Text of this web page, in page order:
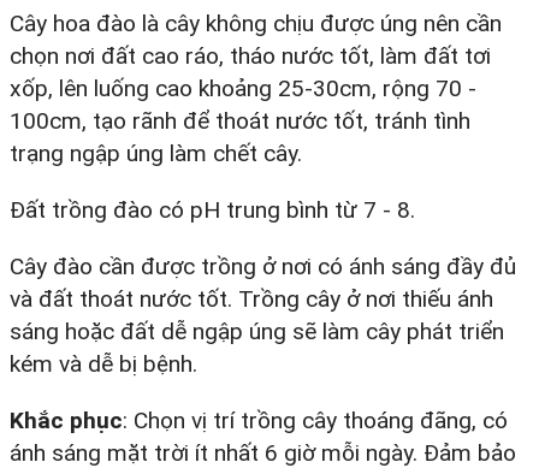
Cây hoa đào là cây không chịu được úng nên cần
chọn nơi đất cao ráo, tháo nước tốt, làm đất tơi
xốp, lên luống cao khoảng 25-30cm, rộng 70 -
100cm, tạo rãnh để thoát nước tốt, tránh tình
trạng ngập úng làm chết cây.
Đất trồng đào có pH trung bình từ 7 - 8.
Cây đào cần được trồng ở nơi có ánh sáng đầy đủ
và đất thoát nước tốt. Trồng cây ở nơi thiếu ánh
sáng hoặc đất dễ ngập úng sẽ làm cây phát triển
kém và dễ bị bệnh.​
Khắc phục: Chọn vị trí trồng cây thoáng đãng, có
ánh sáng mặt trời ít nhất 6 giờ mỗi ngày. Đảm bảo